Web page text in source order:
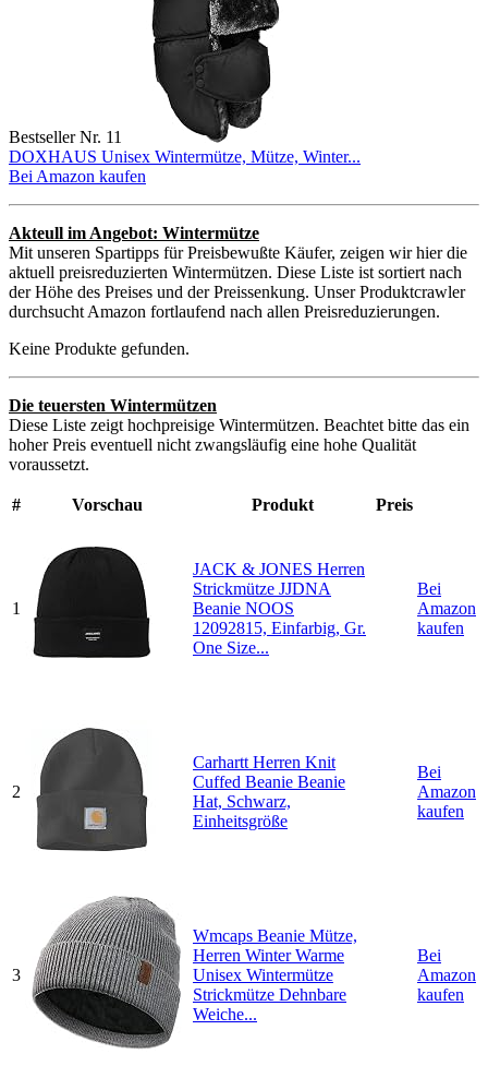
Bestseller Nr. 11
DOXHAUS Unisex Wintermütze, Mütze, Winter...
Bei Amazon kaufen
Akteull im Angebot: Wintermütze
Mit unseren Spartipps für Preisbewußte Käufer, zeigen wir hier die
aktuell preisreduzierten Wintermützen. Diese Liste ist sortiert nach
der Höhe des Preises und der Preissenkung. Unser Produktcrawler
durchsucht Amazon fortlaufend nach allen Preisreduzierungen.
Keine Produkte gefunden.
Die teuersten Wintermützen
Diese Liste zeigt hochpreisige Wintermützen. Beachtet bitte das ein
hoher Preis eventuell nicht zwangsläufig eine hohe Qualität
voraussetzt.
# Vorschau Produkt Preis
1
JACK & JONES Herren
Strickmütze JJDNA
Beanie NOOS
12092815, Einfarbig, Gr.
One Size...
Bei
Amazon
kaufen
2
Carhartt Herren Knit
Cuffed Beanie Beanie
Hat, Schwarz,
Einheitsgröße
Bei
Amazon
kaufen
3
Wmcaps Beanie Mütze,
Herren Winter Warme
Unisex Wintermütze
Strickmütze Dehnbare
Weiche...
Bei
Amazon
kaufen